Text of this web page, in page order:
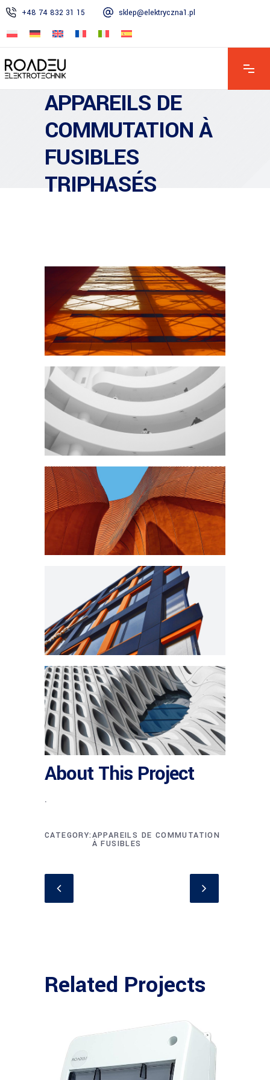
+48 74 832 31 15 sklep@elektryczna1.pl
APPAREILS DE
COMMUTATION À
FUSIBLES
TRIPHASÉS
About This Project
.
CATEGORY APPAREILS DE COMMUTATION
À FUSIBLES
Related Projects